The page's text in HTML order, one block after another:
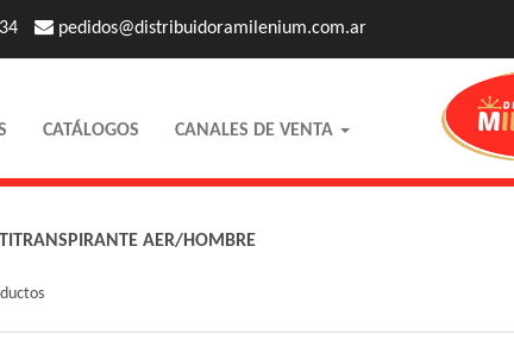
pedidos@distribuidoramilenium.com.ar
CATÁLOGOS CANALES DE VENTA
AER/HOMBRE